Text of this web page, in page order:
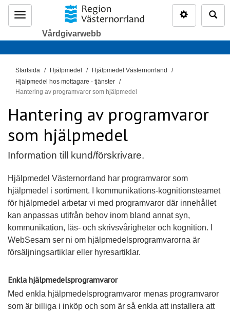
Meny
Vårdgivarwebb
D
u
ä
r
h
ä
r
:
Startsida Hjälpmedel
Hjälpmedel Västernorrland
Hjälpmedel hos mottagare - tjänster
Hantering av programvaror som hjälpmedel
Hantering av programvaror
som hjälpmedel
Information till kund/förskrivare.
Hjälpmedel Västernorrland har programvaror som
hjälpmedel i sortiment. I kommunikations-kognitionsteamet
för hjälpmedel arbetar vi med programvaror där innehållet
kan anpassas utifrån behov inom bland annat syn,
kommunikation, läs- och skrivsvårigheter och kognition. I
WebSesam ser ni om hjälpmedelsprogramvarorna är
försäljningsartiklar eller hyresartiklar.
Enkla hjälpmedelsprogramvaror
Med enkla hjälpmedelsprogramvaror menas programvaror
som är billiga i inköp och som är så enkla att installera att